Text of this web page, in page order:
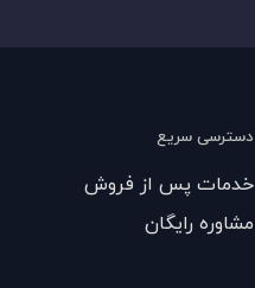
دسترسی سریع
خدمات پس از فروش
مشاوره رایگان